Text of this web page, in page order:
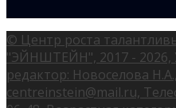
© Центр роста
"ЭЙНШТЕЙН", 2017 - 2026,
редактор: Новоселова
centreinstein@mail.ru,